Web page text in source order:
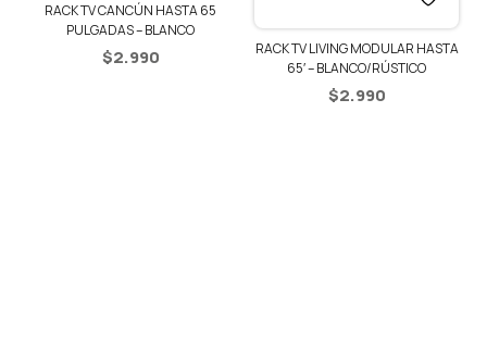
RACK TV CANCÚN HASTA 65
PULGADAS – BLANCO
$2.990
RACK TV LIVING MODULAR HASTA
65′ – BLANCO/RÚSTICO
$2.990